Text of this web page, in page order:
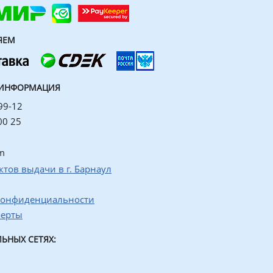
12
25
выдачи в г. Барнаул
СЕТЯХ: